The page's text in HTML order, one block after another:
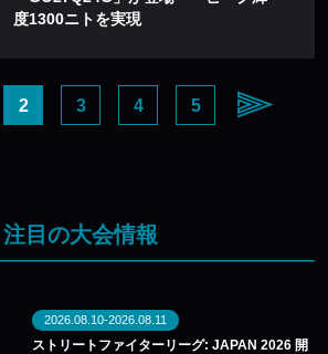
度1300ニトを実現
2 3 4 5
注目の大会情報
2026.08.10-2026.08.11
ストリートファイターリーグ: JAPAN 2026 開